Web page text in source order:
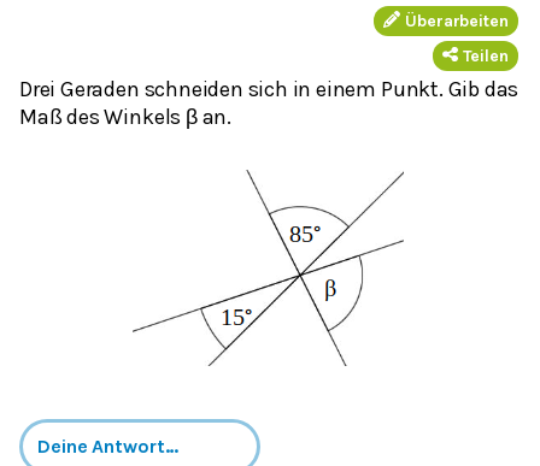
Überarbeiten
Teilen
Drei Geraden schneiden sich in einem Punkt. Gib das
Maß des Winkels β an.